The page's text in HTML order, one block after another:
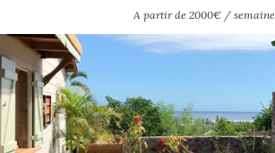
A partir de 2000€ / semaine